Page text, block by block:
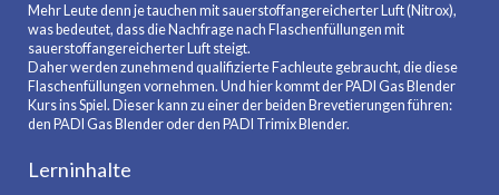
Mehr Leute denn je tauchen mit sauerstoffangereicherter Luft (Nitrox),
was bedeutet, dass die Nachfrage nach Flaschenfüllungen mit
sauerstoffangereicherter Luft steigt.
Daher werden zunehmend qualifizierte Fachleute gebraucht, die diese
Flaschenfüllungen vornehmen. Und hier kommt der PADI Gas Blender
Kurs ins Spiel. Dieser kann zu einer der beiden Brevetierungen führen:
den PADI Gas Blender oder den PADI Trimix Blender.
Lerninhalte